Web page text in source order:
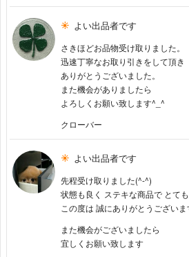
よい出品者です
さきほどお品物受け取りました。
迅速丁寧なお取り引きをして頂き
ありがとうございました。
また機会がありましたら
よろしくお願い致します^_^
クローバー
よい出品者です
先程受け取りました(^-^)
状態も良く ステキな商品で とて
この度は 誠にありがとうございま
また機会がございましたら
宜しくお願い致します